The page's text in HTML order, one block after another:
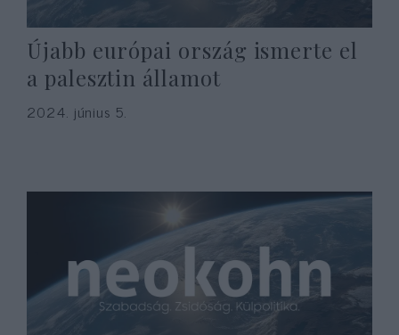
Újabb európai ország ismerte el
a palesztin államot
2024. június 5.